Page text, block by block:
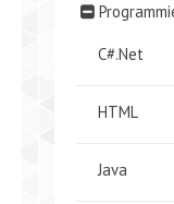
C#.Net
HTML
Java